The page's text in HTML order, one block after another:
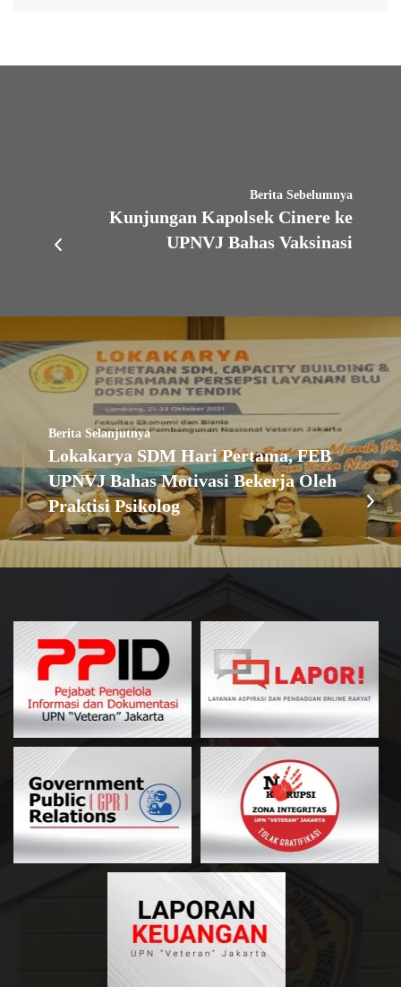
Berita Sebelumnya
Kunjungan Kapolsek Cinere ke
UPNVJ Bahas Vaksinasi
Berita Selanjutnya
Lokakarya SDM Hari Pertama, FEB
UPNVJ Bahas Motivasi Bekerja Oleh
Praktisi Psikolog